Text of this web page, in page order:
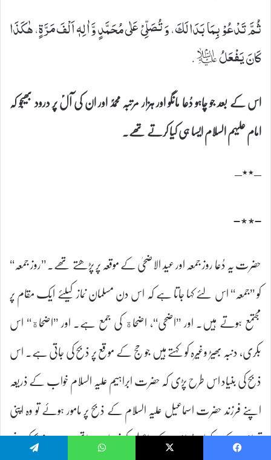
ثُمَّ تَدْعُوْ بِمَا بَدَا لَكَ، وَ تُصَلِّیْ عَلٰى مُحَمَّدٍ وَّ اٰلِهٖ اَلْفَ مَرَّةٍ، هٰكَذَا
كَانَ یَفْعَلُ ؑ.
اس کے بعد جو چاہو دُعا مانگو اور ہزار مرتبہ محمدؐ اور ان کی آلؑ پر درود بھیجو کہ
امام علیہم السلام ایسا ہی کیا کرتے تھے۔
–٭٭–
–٭٭–
حضرت یہ دُعا روز جمعہ اور عید الاضحیٰ کے موقعہ پر پڑھتے تھے۔ ’’روز جمعہ‘‘
کو ’’جمعہ‘‘ اس لئے کہا جاتا ہے کہ اس دن مسلمان نماز کیلئے ایک مقام پر
مجتمع ہوتے ہیں۔ اور ’’اضحی‘‘، اضحاة کی جمع ہے۔ اور ’’اضحاة‘‘ اس
بکری، دنبہ بھیڑ وغیرہ کو کہتے ہیں جو حج کے موقع پر ذبح کی جاتی ہے۔ اس
ذبح کی بنیاد اس طرح پڑی کہ حضرت ابراہیم علیہ السلام خواب کے ذریعہ
اپنے فرزند حضرت اسماعیل علیہ السلام کے ذبح پر مامور ہوئے تو وہ اپنی
تمناؤں کے مرکز اور دُعاؤں کے حاصل کو خود اپنے ہاتھوں سے ذبح کرنے